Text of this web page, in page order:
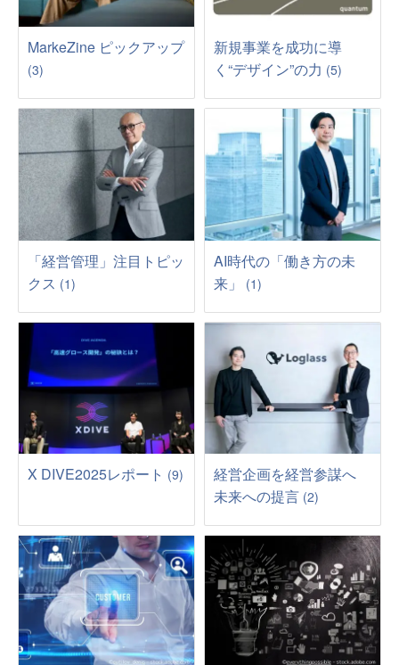
MarkeZine ピックアップ
(3)
新規事業を成功に導
く“デザイン”の力 (5)
「経営管理」注目トピッ
クス (1)
AI時代の「働き方の未
来」
(1)
X DIVE2025レポート (9)
経営企画を経営参謀へ
未来への提言 (2)